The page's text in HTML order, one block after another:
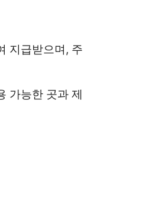
지급받으며, 주
가능한 곳과 제